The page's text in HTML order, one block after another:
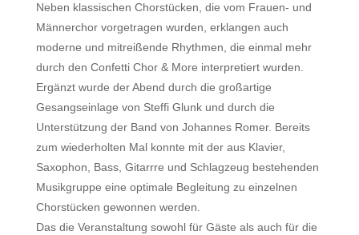
Neben klassischen Chorstücken, die vom Frauen- und
Männerchor vorgetragen wurden, erklangen auch
moderne und mitreißende Rhythmen, die einmal mehr
durch den Confetti Chor & More interpretiert wurden.
Ergänzt wurde der Abend durch die großartige
Gesangseinlage von Steffi Glunk und durch die
Unterstützung der Band von Johannes Romer. Bereits
zum wiederholten Mal konnte mit der aus Klavier,
Saxophon, Bass, Gitarrre und Schlagzeug bestehenden
Musikgruppe eine optimale Begleitung zu einzelnen
Chorstücken gewonnen werden.
Das die Veranstaltung sowohl für Gäste als auch für die